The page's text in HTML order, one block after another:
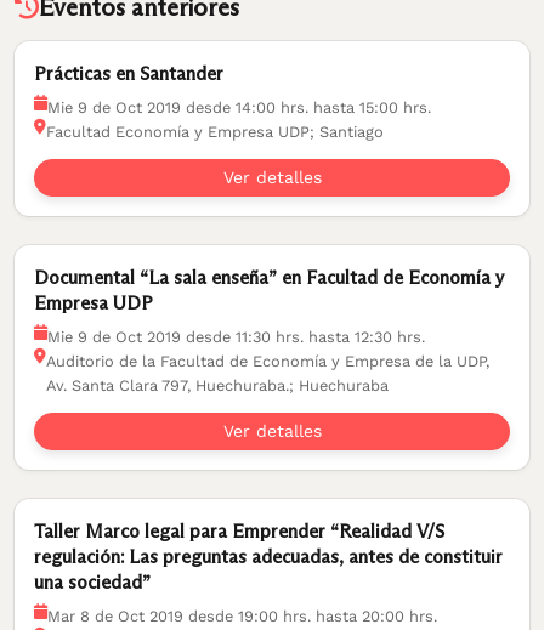
Eventos anteriores
Prácticas en Santander
Mie 9 de Oct 2019 desde 14:00 hrs. hasta 15:00 hrs.
Facultad Economía y Empresa UDP; Santiago
Ver detalles
Documental “La sala enseña” en Facultad de Economía y
Empresa UDP
Mie 9 de Oct 2019 desde 11:30 hrs. hasta 12:30 hrs.
Auditorio de la Facultad de Economía y Empresa de la UDP,
Av. Santa Clara 797, Huechuraba.; Huechuraba
Ver detalles
Taller Marco legal para Emprender “Realidad V/S
regulación: Las preguntas adecuadas, antes de constituir
una sociedad”
Mar 8 de Oct 2019 desde 19:00 hrs. hasta 20:00 hrs.